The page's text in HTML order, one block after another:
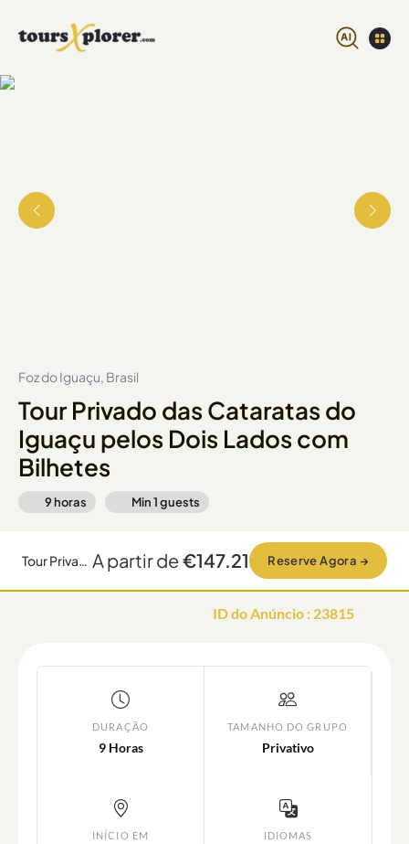
Foz do Iguaçu, Brasil
Tour Privado das Cataratas do
Iguaçu pelos Dois Lados com
Bilhetes
9 horas Min1guests
Tour Privado das Cataratas do Iguaçu pelos Dois Lados com Bilhetes A partir de€147.21 Reserve Agora →
ID do Anúncio : 23815
DURAÇÃO
9 Horas
TAMANHO DO GRUPO
Privativo
INÍCIO EM IDIOMAS